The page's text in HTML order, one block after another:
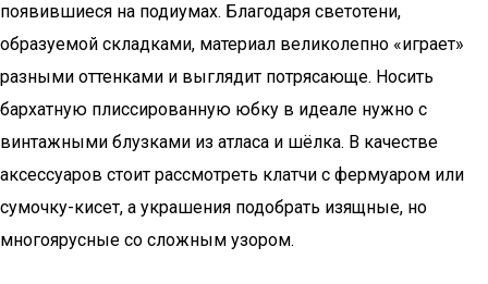
появившиеся на подиумах. Благодаря светотени,
образуемой складками, материал великолепно «играет»
разными оттенками и выглядит потрясающе. Носить
бархатную плиссированную юбку в идеале нужно с
винтажными блузками из атласа и шёлка. В качестве
аксессуаров стоит рассмотреть клатчи с фермуаром или
сумочку-кисет, а украшения подобрать изящные, но
многоярусные со сложным узором.